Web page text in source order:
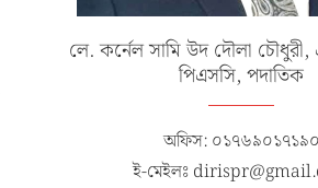
লে. কর্নেল সামি উদ দৌলা চৌধুরী,
পিএসসি, পদাতিক
অফিস: ০১৭৬৯০১৭১৯০
ই-মেইলঃ